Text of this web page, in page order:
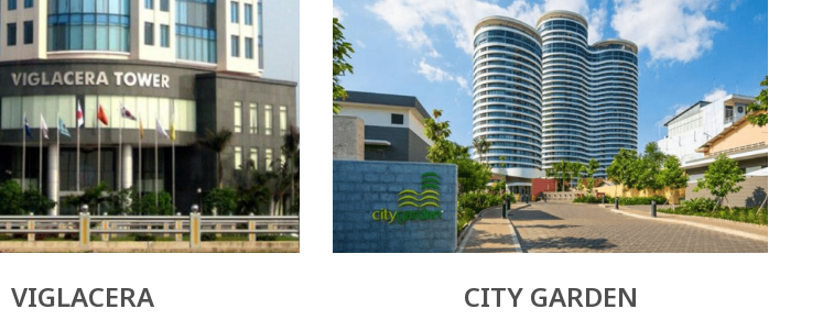
VIGLACERA CITY GARDEN